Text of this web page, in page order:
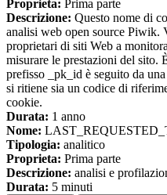
Proprieta: Prima parte
Descrizione: Questo nome di
analisi web open source Piwik.
proprietari di siti Web a
misurare le prestazioni del sito.
prefisso _pk_id è seguito da
si ritiene sia un codice di
cookie.
Durata: 1 anno
Nome:
Tipologia: analitico
Proprieta: Prima parte
Descrizione: analisi e
Durata: 5 minuti